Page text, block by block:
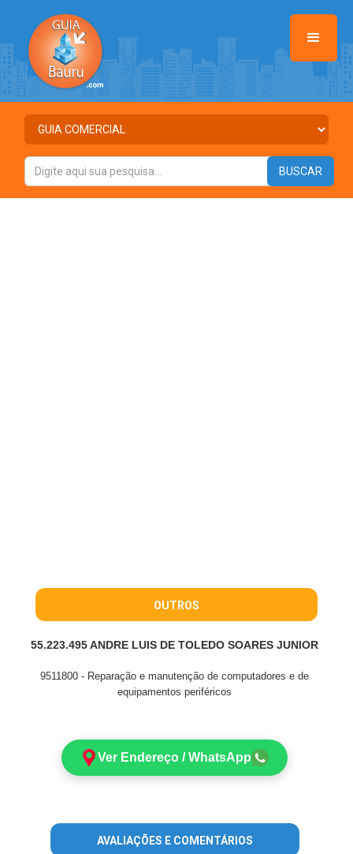
OUTROS
55.223.495 ANDRE LUIS DE TOLEDO SOARES JUNIOR
9511800 - Reparação e manutenção de computadores e de
equipamentos periféricos
Ver Endereço / WhatsApp
AVALIAÇÕES E COMENTÁRIOS